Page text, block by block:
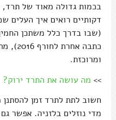
בכמות גדולה מאוד של תרד,
דקותיים רואים איך העלים
(שבו בדרך כלל משתכן
כתבה
ומרוכזת.
>> מה עושה את התרד ירוק?
חשוב לתת לתרד זמן להסתנן
מדי נוזלים בלזניה. אפשר